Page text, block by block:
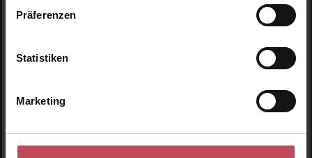
Präferenzen
Statistiken
Marketing